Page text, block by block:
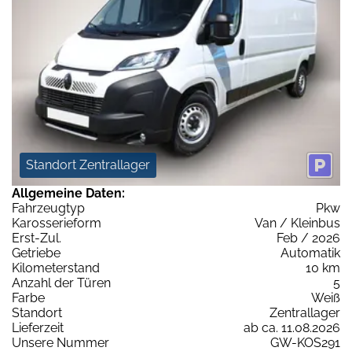
Standort Zentrallager
Allgemeine Daten:
Fahrzeugtyp
Pkw
Karosserieform
Van / Kleinbus
Erst-Zul.
Feb / 2026
Getriebe
Automatik
Kilometerstand
10 km
Anzahl der Türen
5
Farbe
Weiß
Standort
Zentrallager
Lieferzeit
ab ca. 11.08.2026
Unsere Nummer
GW-KOS291